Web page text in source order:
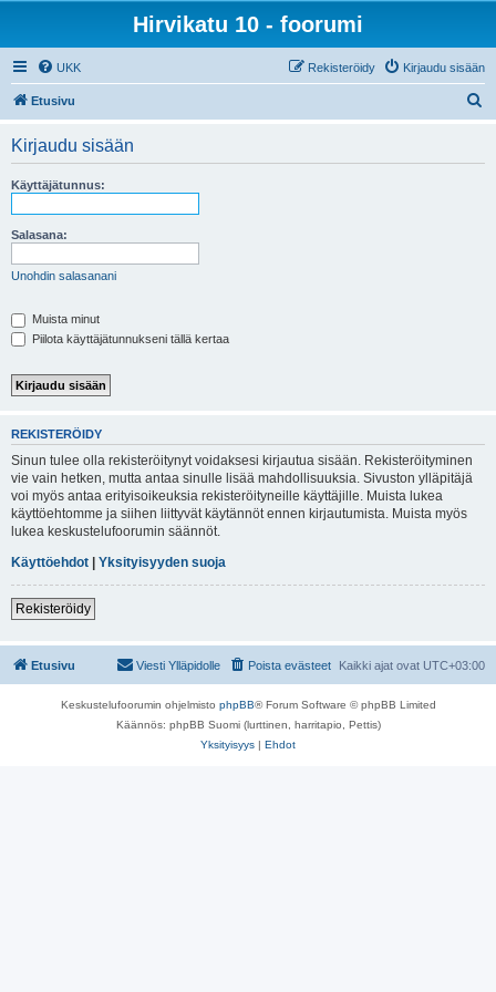
Hirvikatu 10 - foorumi
UKK Kirjaudu sisään
Rekisteröidy
Etusivu
Kirjaudu sisään
Käyttäjätunnus:
Salasana:
Unohdin salasanani
Muista minut
Piilota käyttäjätunnukseni tällä kertaa
REKISTERÖIDY
Sinun tulee olla rekisteröitynyt voidaksesi kirjautua sisään. Rekisteröityminen
vie vain hetken, mutta antaa sinulle lisää mahdollisuuksia. Sivuston ylläpitäjä
voi myös antaa erityisoikeuksia rekisteröityneille käyttäjille. Muista lukea
käyttöehtomme ja siihen liittyvät käytännöt ennen kirjautumista. Muista myös
lukea keskustelufoorumin säännöt.
Käyttöehdot | Yksityisyyden suoja
Rekisteröidy
Etusivu Kaikki ajat ovat UTC+03:00
Poista evästeet
Viesti Ylläpidolle
Keskustelufoorumin ohjelmisto phpBB® Forum Software © phpBB Limited
Käännös: phpBB Suomi (lurttinen, harritapio, Pettis)
Yksityisyys | Ehdot